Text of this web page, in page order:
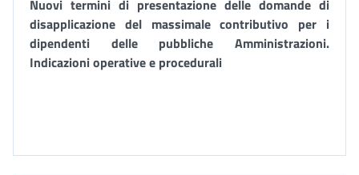
Nuovi termini di presentazione delle domande di
disapplicazione del massimale contributivo per i
dipendenti delle pubbliche Amministrazioni.
Indicazioni operative e procedurali